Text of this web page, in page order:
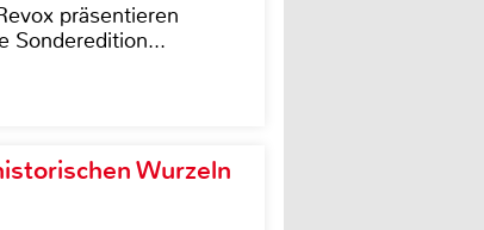
präsentieren
Sonderedition...
Wurzeln